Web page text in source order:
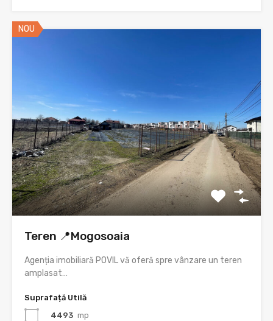
NOU
Teren 📍Mogosoaia
Agenția imobiliară POVIL vă oferă spre vânzare un teren
amplasat…
Suprafață Utilă
4493 mp